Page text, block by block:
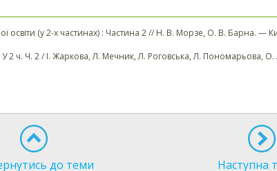
освіти (у 2-х частинах) : Частина 2 // Н. В. Морзе, О. В. Барна. —
У 2 ч. Ч. 2 / І. Жаркова, Л. Мечник, Л. Роговська, Л. Пономарьова,
до теми Наступна